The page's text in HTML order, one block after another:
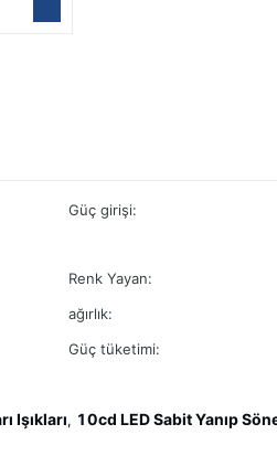
Güç girişi:
Renk Yayan:
ağırlık:
Güç tüketimi:
Işıkları, 10cd LED Sabit Yanıp